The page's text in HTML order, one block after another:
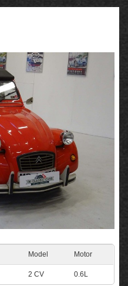
Model Motor
2 CV 0.6L